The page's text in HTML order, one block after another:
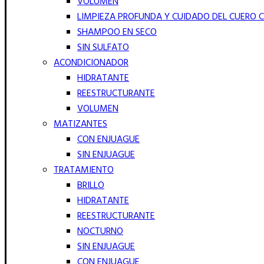
LIMPIEZA PROFUNDA Y CUIDADO DEL CUERO
SHAMPOO EN SECO
SIN SULFATO
ACONDICIONADOR
HIDRATANTE
REESTRUCTURANTE
VOLUMEN
MATIZANTES
CON ENJUAGUE
SIN ENJUAGUE
TRATAMIENTO
BRILLO
HIDRATANTE
REESTRUCTURANTE
NOCTURNO
SIN ENJUAGUE